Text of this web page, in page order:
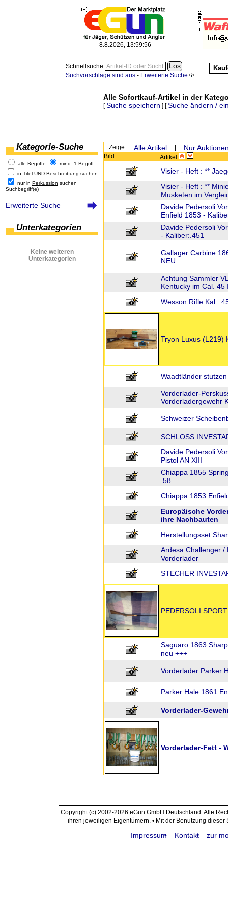
8.8.2026, 13:59:56
Schnellsuche
Suchvorschläge sind aus- Erweiterte Suche
Alle Sofortkauf-Artikel in der
[Suche speichern ] [Suche ändern /
Kategorie-Suche
alle Begriffe
mind. 1 Begriff
in Titel UND Beschreibung suchen
nur in Perkussion suchen
Suchbegriff(e)
Erweiterte Suche
Unterkategorien
Keine weiteren
Unterkategorien
Zeige: Alle Artikel Nur
Bild Artikel
Visier - Heft : **
Visier - Heft : **
Musketen im
Davide Pedersoli
Enfield 1853 -
Davide Pedersoli
- Kaliber:.451
Gallager Carbine
NEU
Achtung Sammler
Kentucky im Cal. 45
Wesson Rifle Kal.
Tryon Luxus (L219)
Waadtländer stutzen
Vorderlader-
Vorderladergewehr
Schweizer
SCHLOSS
Davide Pedersoli
Pistol AN XIII
Chiappa 1855
.58
Chiappa 1853
Europäische
ihre Nachbauten
Herstellungsset
Ardesa Challenger /
Vorderlader
STECHER
PEDERSOLI
Saguaro 1863
neu +++
Vorderlader Parker
Parker Hale 1861
Vorderlader-
Vorderlader-Fett -
Copyright (c) 2002-2026 eGun GmbH Deutschland. Alle
ihren jeweiligen Eigentümern. • Mit der Benutzung
Impressum Kontakt zur